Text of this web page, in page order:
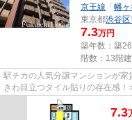
京王線 「幡
東京都渋谷区
7.3万円
築年数：築
階数：13階建
駅チカの人気分譲マンションが
きわ目立つタイル貼りの存在感！
まるワンランク上の新生活！...
7.3